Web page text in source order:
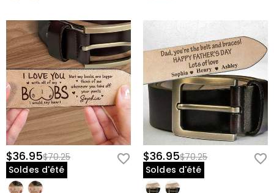
$36.95$70.25
Soldes d'été
$36.95$70.25
Soldes d'été